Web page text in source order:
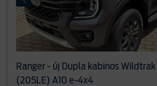
SUV
Ranger - új Dupla kabinos
(205LE) A10 e-4x4